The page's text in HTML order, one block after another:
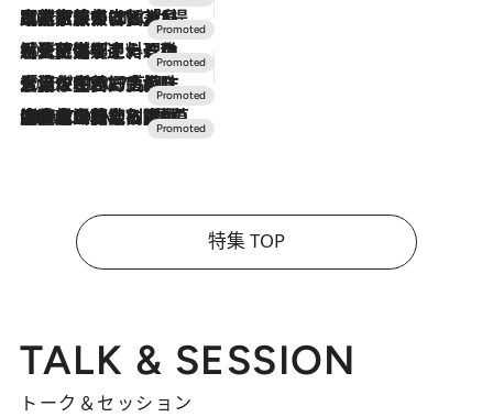
2026.7.31
【ホテル帰省】という選択肢をOMOが提案。家族とほどよい距離を保つには「昼は実家、夜は気兼ねなくホテルで！」
2026.7.24
【夏限定ディナーコース】旬を迎える稚鮎や花ズッキーニなどをイタリア・トスカーナの郷土料理の手法で満喫！
2026.7.17
「土佐和ハーブかき氷」がOMO7高知に登場！生姜、山椒、大葉など目にも舌にも涼を呼ぶ郷土の味
2026.7.10
NEW OPEN！【界 草津】名湯の地に誕生。趣の異なる2種の温泉と上州ならではの会席・蕎麦割烹など美食を味わう究極の癒やし旅
特集 TOP
TALK & SESSION
トーク＆セッション